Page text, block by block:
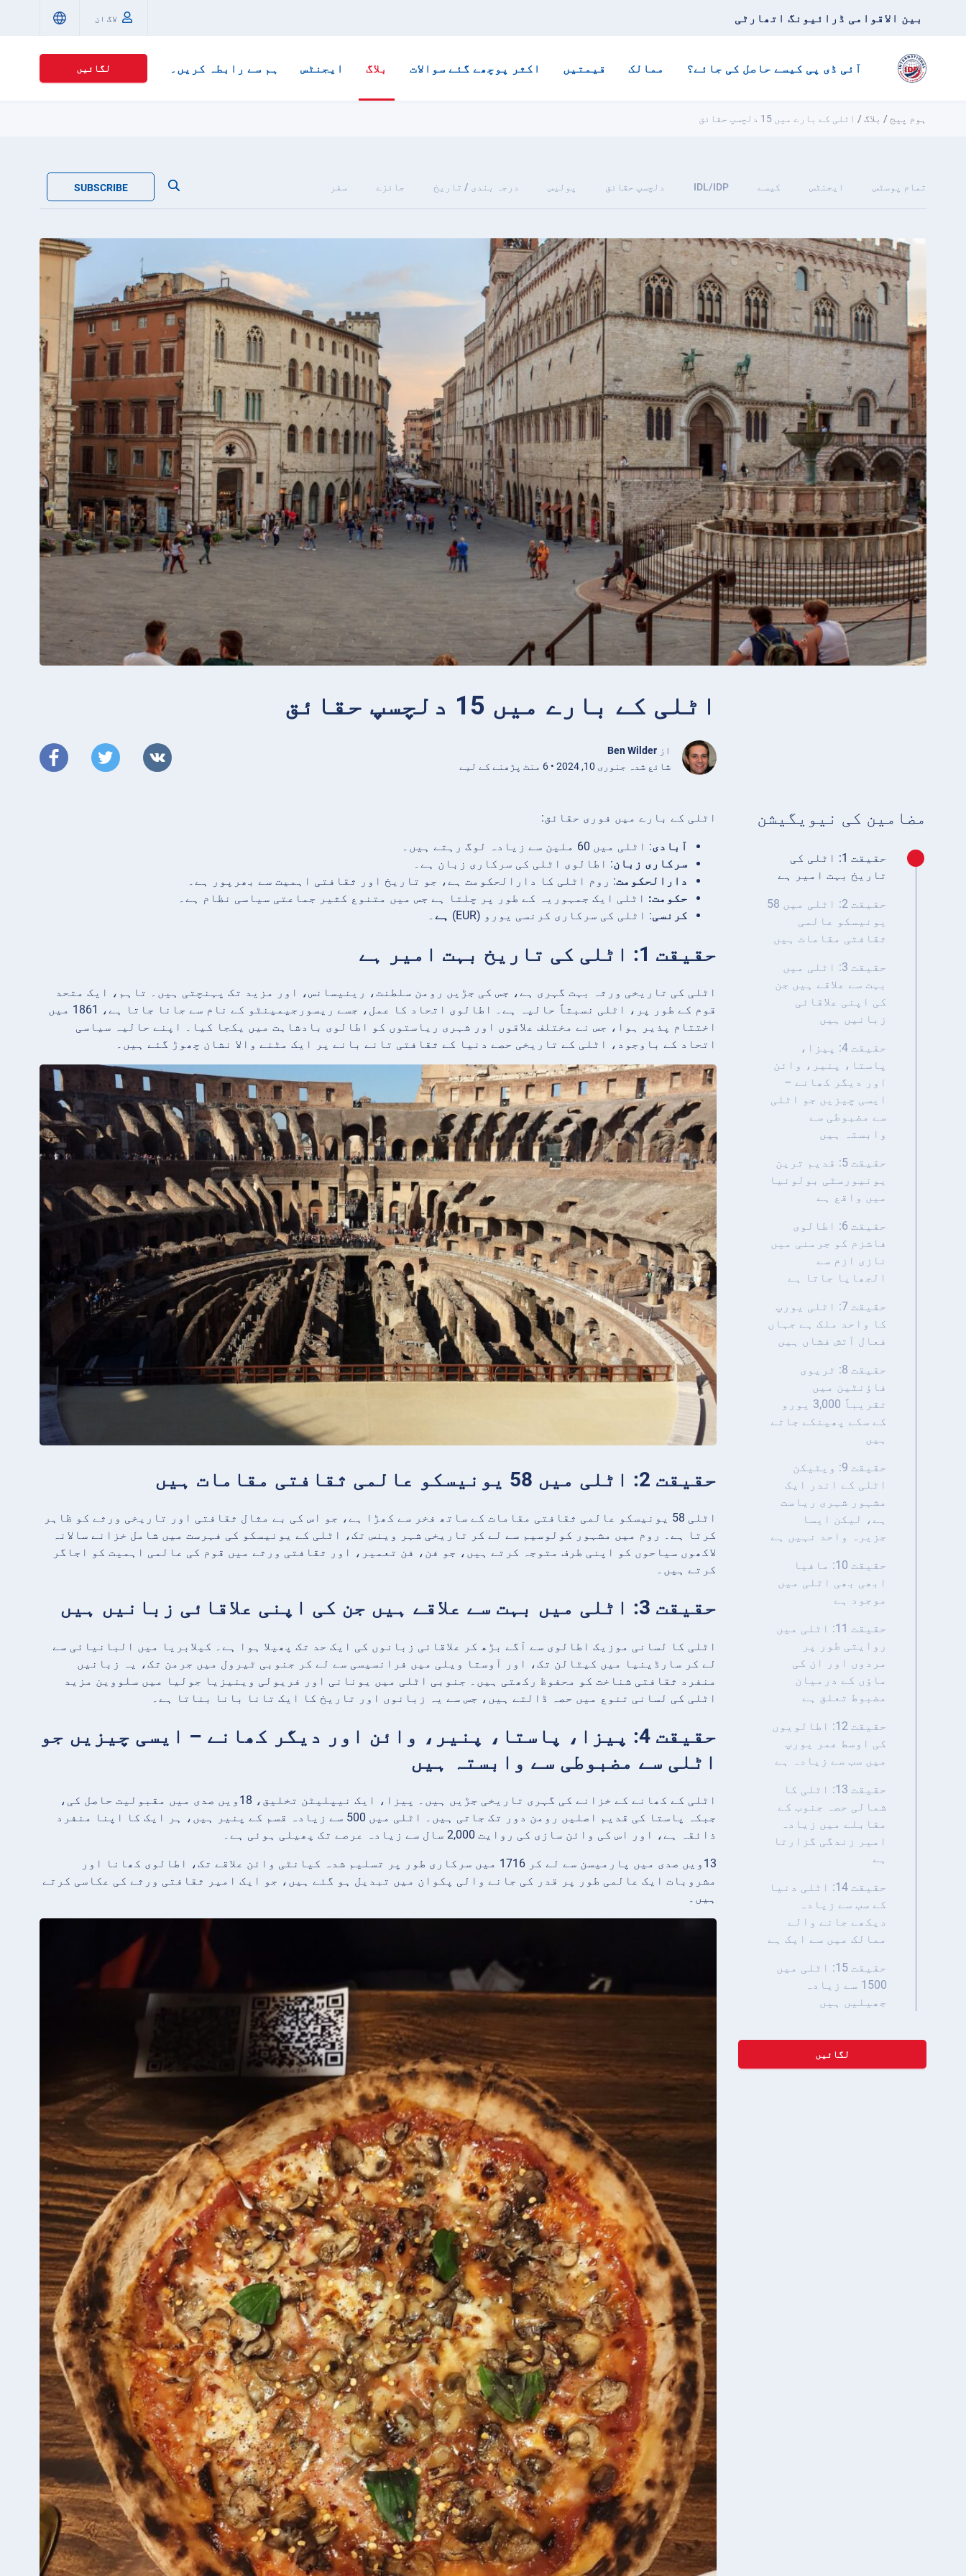
بین الاقوامی ڈرائیونگ اتھارٹی لاگ ان
آئی ڈی پی کیسے حاصل کی جائے؟ ممالک قیمتیں اکثر پوچھے گئے سوالات بلاگ ایجنٹس ہم سے رابطہ کریں۔ لگائیں
ہوم پیج / بلاگ/ اٹلی کے بارے میں 15 دلچسپ حقائق
تمام پوسٹس ایجنٹس کیسے IDL/IDP دلچسپ حقائق پولیس درجہ بندی / تاریخ جائزے سفر SUBSCRIBE
اٹلی کے بارے میں 15 دلچسپ حقائق
از Ben Wilder
شائع شدہ جنوری 10, 2024 • 6 منٹ پڑھنے کے لیے
مضامین کی نیویگیشن
حقیقت 1: اٹلی کی
تاریخ بہت امیر ہے
حقیقت 2: اٹلی میں 58
یونیسکو عالمی
ثقافتی مقامات ہیں
حقیقت 3: اٹلی میں
بہت سے علاقے ہیں جن
کی اپنی علاقائی
زبانیں ہیں
حقیقت 4: پیزا،
پاستا، پنیر، وائن
اور دیگر کھانے –
ایسی چیزیں جو اٹلی
سے مضبوطی سے
وابستہ ہیں
حقیقت 5: قدیم ترین
یونیورسٹی بولونیا
میں واقع ہے
حقیقت 6: اطالوی
فاشزم کو جرمنی میں
نازی ازم سے
الجھایا جاتا ہے
حقیقت 7: اٹلی یورپ
کا واحد ملک ہے جہاں
فعال آتش فشاں ہیں
حقیقت 8: ٹریوی
فاؤنٹین میں
تقریباً 3,000 یورو
کے سکے پھینکے جاتے
ہیں
حقیقت 9: ویٹیکن
اٹلی کے اندر ایک
مشہور شہری ریاست
ہے، لیکن ایسا
جزیرہ واحد نہیں ہے
حقیقت 10: مافیا
ابھی بھی اٹلی میں
موجود ہے
حقیقت 11: اٹلی میں
روایتی طور پر
مردوں اور ان کی
ماؤں کے درمیان
مضبوط تعلق ہے
حقیقت 12: اطالویوں
کی اوسط عمر یورپ
میں سب سے زیادہ ہے
حقیقت 13: اٹلی کا
شمالی حصہ جنوب کے
مقابلے میں زیادہ
امیر زندگی گزارتا
ہے
حقیقت 14: اٹلی دنیا
کے سب سے زیادہ
دیکھے جانے والے
ممالک میں سے ایک ہے
حقیقت 15: اٹلی میں
1500 سے زیادہ
جھیلیں ہیں
لگائیں
اٹلی کے بارے میں فوری حقائق:
آبادی: اٹلی میں 60 ملین سے زیادہ لوگ رہتے ہیں۔
سرکاری زبان: اطالوی اٹلی کی سرکاری زبان ہے۔
دارالحکومت: روم اٹلی کا دارالحکومت ہے، جو تاریخ اور ثقافتی اہمیت سے بھرپور ہے۔
حکومت: اٹلی ایک جمہوریہ کے طور پر چلتا ہے جس میں متنوع کثیر جماعتی سیاسی نظام ہے۔
کرنسی: اٹلی کی سرکاری کرنسی یورو (EUR) ہے۔
حقیقت 1: اٹلی کی تاریخ بہت امیر ہے
اٹلی کی تاریخی ورثہ بہت گہری ہے، جس کی جڑیں رومن سلطنت، رینیسانس، اور مزید تک پہنچتی ہیں۔ تاہم، ایک متحد
قوم کے طور پر، اٹلی نسبتاً حالیہ ہے۔ اطالوی اتحاد کا عمل، جسے ریسورجیمینٹو کے نام سے جانا جاتا ہے، 1861 میں
اختتام پذیر ہوا، جس نے مختلف علاقوں اور شہری ریاستوں کو اطالوی بادشاہت میں یکجا کیا۔ اپنے حالیہ سیاسی
اتحاد کے باوجود، اٹلی کے تاریخی حصے دنیا کے ثقافتی تانے بانے پر ایک مٹنے والا نشان چھوڑ گئے ہیں۔
حقیقت 2: اٹلی میں 58 یونیسکو عالمی ثقافتی مقامات ہیں
اٹلی 58 یونیسکو عالمی ثقافتی مقامات کے ساتھ فخر سے کھڑا ہے، جو اس کی بے مثال ثقافتی اور تاریخی ورثے کو ظاہر
کرتا ہے۔ روم میں مشہور کولوسیم سے لے کر تاریخی شہر وینس تک، اٹلی کے یونیسکو کی فہرست میں شامل خزانے سالانہ
لاکھوں سیاحوں کو اپنی طرف متوجہ کرتے ہیں، جو فن، فن تعمیر، اور ثقافتی ورثے میں قوم کی عالمی اہمیت کو اجاگر
کرتے ہیں۔
حقیقت 3: اٹلی میں بہت سے علاقے ہیں جن کی اپنی علاقائی زبانیں ہیں
اٹلی کا لسانی موزیک اطالوی سے آگے بڑھ کر علاقائی زبانوں کی ایک حد تک پھیلا ہوا ہے۔ کیلابریا میں البانیائی سے
لے کر سارڈینیا میں کیٹالن تک، اور آوستا ویلی میں فرانسیسی سے لے کر جنوبی ٹیرول میں جرمن تک، یہ زبانیں
منفرد ثقافتی شناخت کو محفوظ رکھتی ہیں۔ جنوبی اٹلی میں یونانی اور فریولی وینیزیا جولیا میں سلووین مزید
اٹلی کی لسانی تنوع میں حصہ ڈالتے ہیں، جس سے یہ زبانوں اور تاریخ کا ایک تانا بانا بناتا ہے۔
حقیقت 4: پیزا، پاستا، پنیر، وائن اور دیگر کھانے – ایسی چیزیں جو
اٹلی سے مضبوطی سے وابستہ ہیں
اٹلی کے کھانے کے خزانے کی گہری تاریخی جڑیں ہیں۔ پیزا، ایک نیپلیٹن تخلیق، 18ویں صدی میں مقبولیت حاصل کی،
جبکہ پاستا کی قدیم اصلیں رومن دور تک جاتی ہیں۔ اٹلی میں 500 سے زیادہ قسم کے پنیر ہیں، ہر ایک کا اپنا منفرد
ذائقہ ہے، اور اس کی وائن سازی کی روایت 2,000 سال سے زیادہ عرصے تک پھیلی ہوئی ہے۔
13ویں صدی میں پارمیسن سے لے کر 1716 میں سرکاری طور پر تسلیم شدہ کیانٹی وائن علاقے تک، اطالوی کھانا اور
مشروبات ایک عالمی طور پر قدر کی جانے والی پکوان میں تبدیل ہو گئے ہیں، جو ایک امیر ثقافتی ورثے کی عکاسی کرتے
ہیں۔